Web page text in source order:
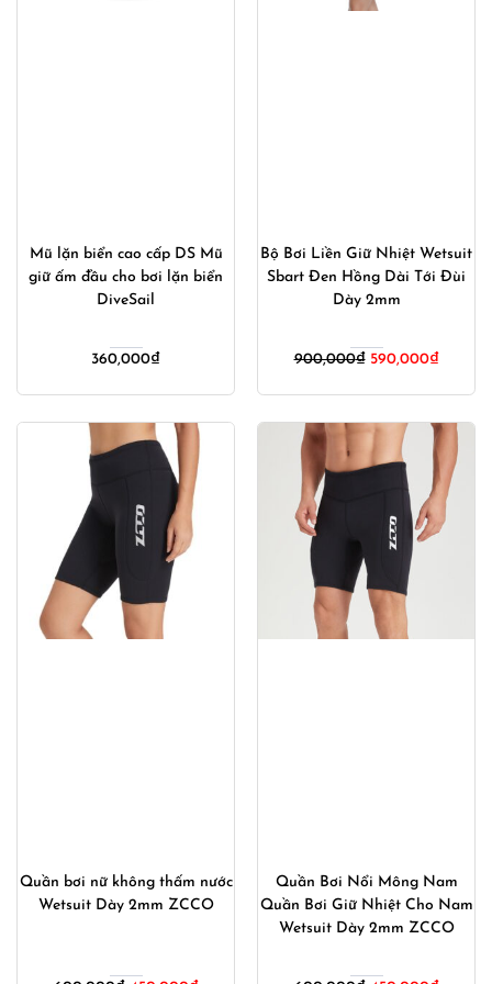
Mũ lặn biển cao cấp DS Mũ
giữ ấm đầu cho bơi lặn biển
DiveSail
360,000₫
Bộ Bơi Liền Giữ Nhiệt Wetsuit
Sbart Đen Hồng Dài Tới Đùi
Dày 2mm
900,000₫ Giá
900,000₫.
590,000₫Giá
là:
Quần bơi nữ không thấm nước
Wetsuit Dày 2mm ZCCO
Quần Bơi Nổi Mông Nam
Quần Bơi Giữ Nhiệt Cho Nam
Wetsuit Dày 2mm ZCCO